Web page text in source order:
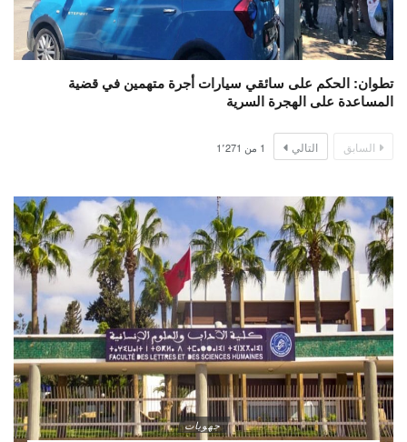
تطوان: الحكم على سائقي سيارات أجرة متهمين في قضية
المساعدة على الهجرة السرية
السابق التالي 1 من 1٬271
جهويات